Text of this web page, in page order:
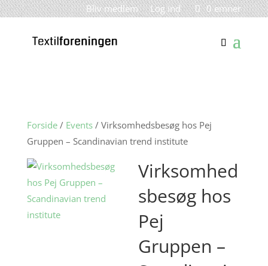
Bliv medlem Log ind 0 emner
Forside/ Events/ Virksomhedsbesøg hos Pej
Gruppen – Scandinavian trend institute
Virksomhed
sbesøg hos
Pej
Gruppen –